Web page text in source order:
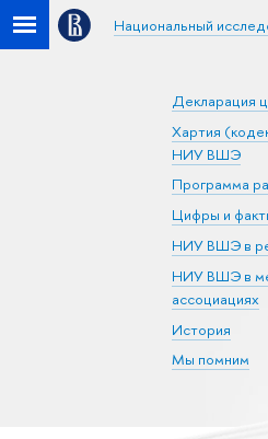
Национальный
Декларация
Хартия
НИУ ВШЭ
Программа
Цифры и
НИУ ВШЭ в
НИУ ВШЭ в
ассоциациях
История
Мы помним